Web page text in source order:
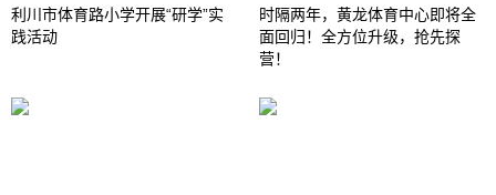
利川市体育路小学开展“研学”实
践活动
时隔两年，黄龙体育中心即将全
面回归！全方位升级，抢先探
营！